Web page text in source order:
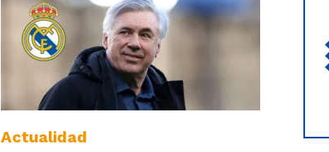
Noticias
hoy
Actualidad